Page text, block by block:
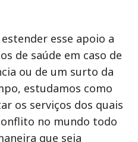
esse apoio a
de saúde em caso de
ou de um surto da
estudamos como
os serviços dos quais
no mundo todo
que seja